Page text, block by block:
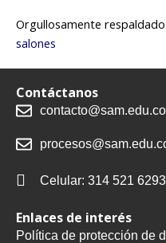
Orgullosamente
salones
Contáctanos
contacto@sam.edu.co
Celular: 314 521 6293
Enlaces de interés
Política de protección de